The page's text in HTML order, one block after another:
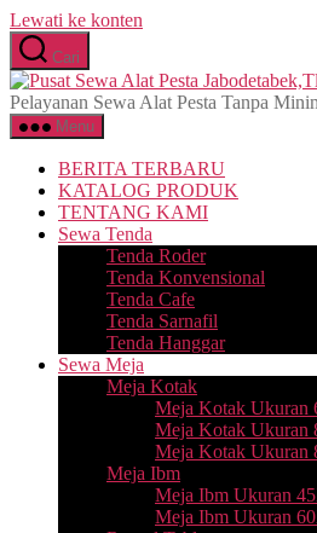
Lewati ke konten
Cari
Pelayanan Sewa Alat Pesta Tanpa
Menu
BERITA TERBARU
KATALOG PRODUK
TENTANG KAMI
Sewa Tenda
Tenda Roder
Tenda Konvensional
Tenda Cafe
Tenda Sarnafil
Tenda Hanggar
Sewa Meja
Meja Kotak
Meja Kotak Ukuran
Meja Kotak Ukuran
Meja Kotak Ukuran
Meja Ibm
Meja Ibm Ukuran
Meja Ibm Ukuran